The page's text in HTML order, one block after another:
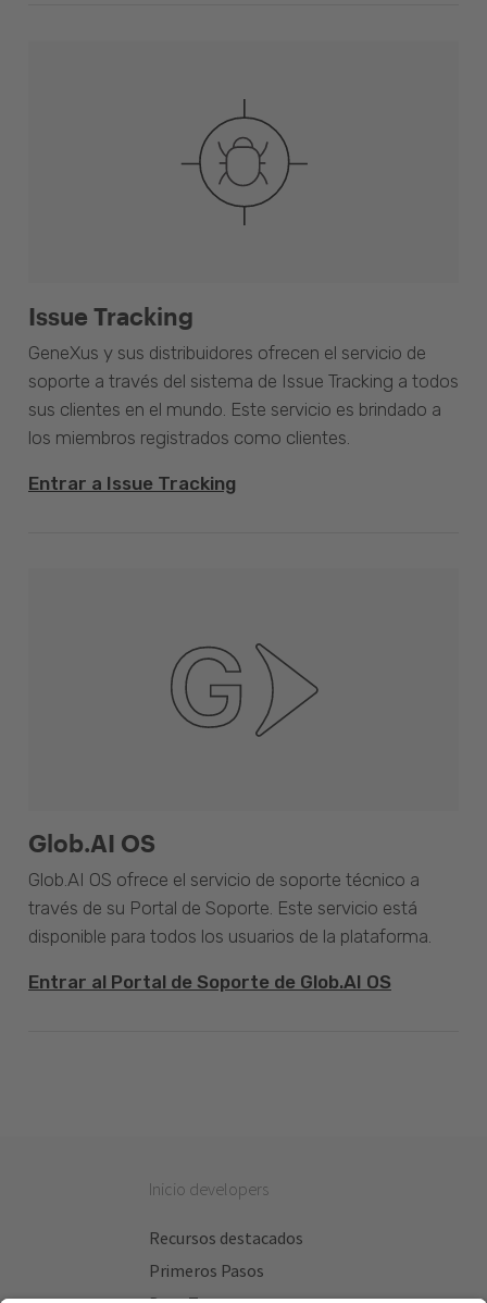
Issue Tracking
GeneXus y sus distribuidores ofrecen el servicio de
soporte a través del sistema de Issue Tracking a todos
sus clientes en el mundo. Este servicio es brindado a
los miembros registrados como clientes.
Entrar a Issue Tracking
Glob.AI OS
Glob.AI OS ofrece el servicio de soporte técnico a
través de su Portal de Soporte. Este servicio está
disponible para todos los usuarios de la plataforma.
Entrar al Portal de Soporte de Glob.AI OS
Inicio developers
Recursos destacados
Primeros Pasos